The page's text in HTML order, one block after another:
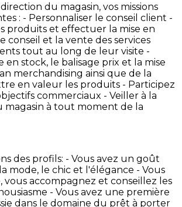
direction du magasin, vos missions
: - Personnaliser le conseil client -
produits et effectuer la mise en
le conseil et la vente des services
tout au long de leur visite -
en stock, le balisage prix et la mise
merchandising ainsi que de la
en valeur les produits - Participez
commerciaux - Veiller à la
magasin à tout moment de la
des profils: - Vous avez un goût
la mode, le chic et l'élégance - Vous
vous accompagnez et conseillez les
- Vous avez une première
dans le domaine du prêt à porter